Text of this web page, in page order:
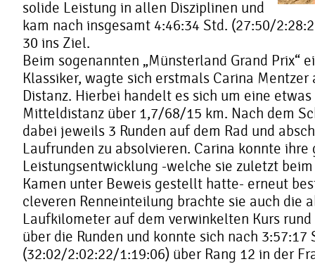
solide Leistung in allen Disziplinen und
kam nach insgesamt 4:46:34 Std. (27:50/
30 ins Ziel.
Beim sogenannten „Münsterland Grand Prix“
Klassiker, wagte sich erstmals Carina
Distanz. Hierbei handelt es sich um eine
Mitteldistanz über 1,7/68/15 km. Nach dem
dabei jeweils 3 Runden auf dem Rad und
Laufrunden zu absolvieren. Carina konnte ihre
Leistungsentwicklung -welche sie zuletzt
Kamen unter Beweis gestellt hatte- erneut
cleveren Renneinteilung brachte sie auch die
Laufkilometer auf dem verwinkelten Kurs
über die Runden und konnte sich nach 3:57:17
(32:02/2:02:22/1:19:06) über Rang 12 in der